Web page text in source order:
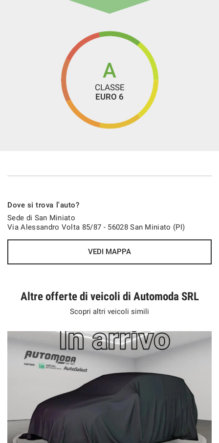
A
CLASSE
EURO 6
Dove si trova l'auto?
Sede di San Miniato
Via Alessandro Volta 85/87 - 56028 San Miniato (PI)
VEDI MAPPA
Altre offerte di veicoli di Automoda SRL
Scopri altri veicoli simili